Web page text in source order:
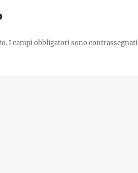
I campi obbligatori sono contrassegnati